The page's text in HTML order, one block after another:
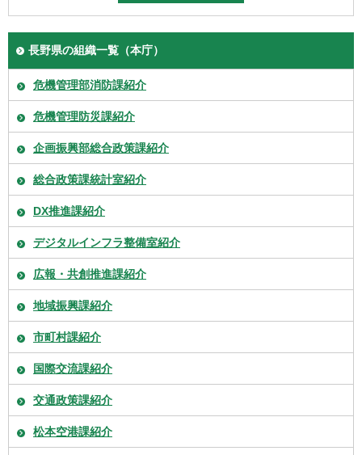
長野県の組織一覧（本庁）
危機管理部消防課紹介
危機管理防災課紹介
企画振興部総合政策課紹介
総合政策課統計室紹介
DX推進課紹介
デジタルインフラ整備室紹介
広報・共創推進課紹介
地域振興課紹介
市町村課紹介
国際交流課紹介
交通政策課紹介
松本空港課紹介